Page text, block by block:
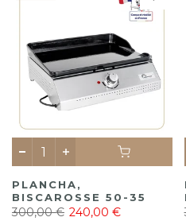
PLANCHA,
BISCAROSSE 50-35
300,00 € 240,00 €